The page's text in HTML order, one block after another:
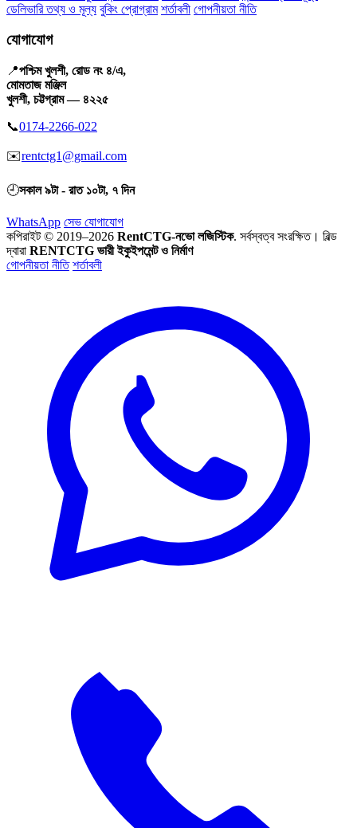
ডেলিভারি তথ্য ও মূল্য বুকিং প্রোগ্রাম শর্তাবলী গোপনীয়তা নীতি
যোগাযোগ
📍পশ্চিম খুলশী, রোড নং ৪/এ,
মোমতাজ মঞ্জিল
খুলশী, চট্টগ্রাম — ৪২২৫
📞0174-2266-022
✉️rentctg1@gmail.com
🕘সকাল ৯টা - রাত ১০টা, ৭ দিন
WhatsApp সেভ যোগাযোগ
কপিরাইট © 2019–2026 RentCTG-নভো লজিস্টিক. সর্বস্বত্ব সংরক্ষিত। বিল্ড
দ্বারা RENTCTG ভারী ইকুইপমেন্ট ও নির্মাণ
গোপনীয়তা নীতি শর্তাবলী